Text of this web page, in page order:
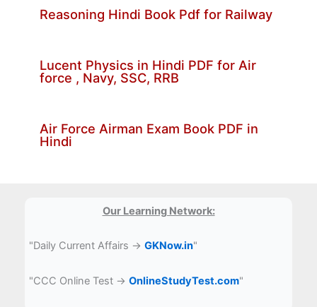
Reasoning Hindi Book Pdf for Railway
Lucent Physics in Hindi PDF for Air
force , Navy, SSC, RRB
Air Force Airman Exam Book PDF in
Hindi
Our Learning Network:
"Daily Current Affairs →GKNow.in"
"CCC Online Test →OnlineStudyTest.com"